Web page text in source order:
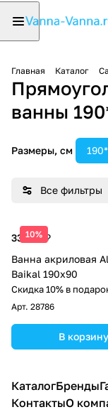
Главная Каталог
ванны
Размеры, см
Все фильтры
10%
33 763 ₽
Ванна акриловая
Baikal 190х90
Скидка 10% в
Арт. 28786
В корзину
КаталогБренды
КонтактыО